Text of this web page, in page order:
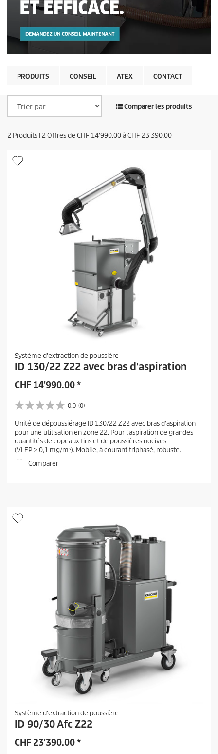
PRODUITS CONSEIL ATEX CONTACT
Comparer les produits
2 Produits | 2 Offres de CHF 14'990.00àCHF 23'390.00
Système d'extraction de poussière
ID 130/22 Z22 avec bras d'aspiration
CHF 14'990.00*
0.0 (0)
0
0
s
u
r
é
e
s
Unité de dépoussiérage ID 130/22 Z22 avec bras d'aspiration
pour une utilisation en zone 22. Pour l'aspiration de grandes
quantités de copeaux fins et de poussières nocives
(VLEP > 0,1 mg/m³). Mobile, à courant triphasé, robuste.
Comparer
Système d'extraction de poussière
ID 90/30 Afc Z22
CHF 23'390.00*